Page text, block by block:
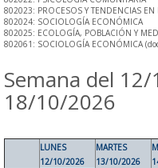
802023: PROCESOS Y TENDENCIAS
802024: SOCIOLOGÍA ECONÓMICA
802025: ECOLOGÍA, POBLACIÓN Y
802061: SOCIOLOGÍA ECONÓMICA
Semana del
18/10/2026
LUNES
12/10/2026
MARTES
13/10/2026